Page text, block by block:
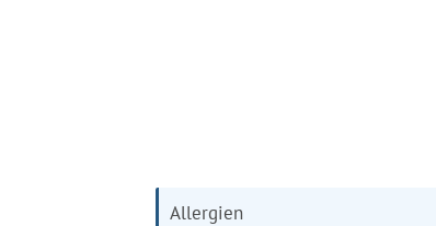
Allergien